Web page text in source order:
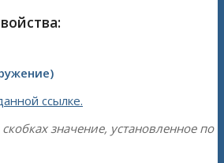
ссылке.
скобках значение, установленное по